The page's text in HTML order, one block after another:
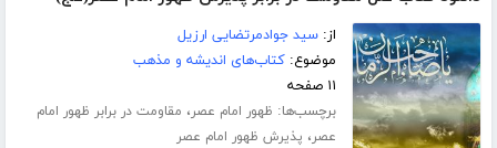
از:سید جوادمرتضایی ارزیل
موضوع:کتاب‌های اندیشه و مذهب
۱۱ صفحه
برچسب‌ها: ظهور امام عصر، مقاومت در برابر ظهور امام
عصر، پذیرش ظهور امام عصر